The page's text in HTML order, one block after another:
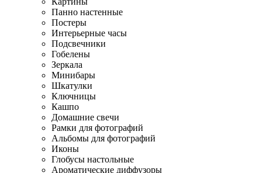
Панно настенные
Постеры
Интерьерные часы
Подсвечники
Гобелены
Зеркала
Минибары
Шкатулки
Ключницы
Кашпо
Домашние свечи
Рамки для фотографий
Альбомы для фотографий
Иконы
Глобусы настольные
Ароматические диффузоры